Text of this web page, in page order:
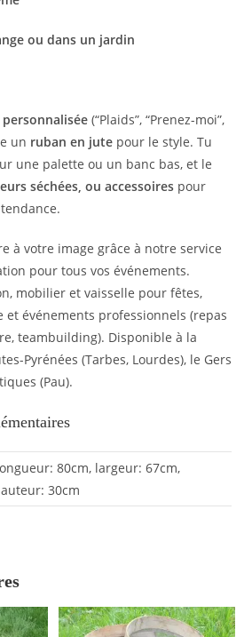
ou dans un jardin
(“Plaids”, “Prenez-moi”,
un ruban en jute pour le style. Tu
une palette ou un banc bas, et le
séchées, ou accessoires pour
à votre image grâce à notre service
pour tous vos événements.
mobilier et vaisselle pour fêtes,
et événements professionnels (repas
teambuilding). Disponible à la
Pyrénées (Tarbes, Lourdes), le Gers
(Pau).
80cm, largeur: 67cm,
30cm